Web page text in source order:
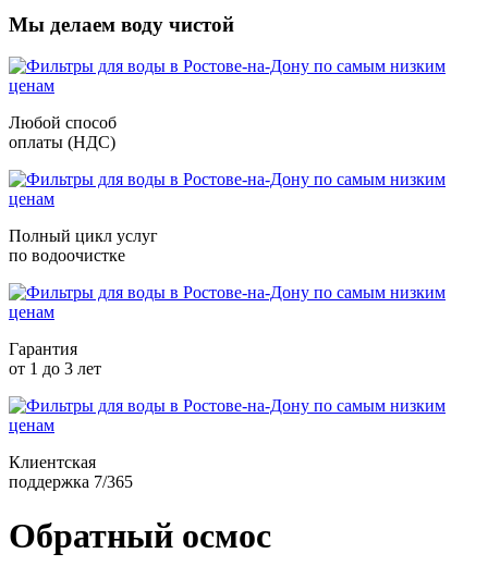
Мы делаем воду чистой
Любой способ
оплаты (НДС)
Полный цикл услуг
по водоочистке
Гарантия
от 1 до 3 лет
Клиентская
поддержка 7/365
Обратный осмос